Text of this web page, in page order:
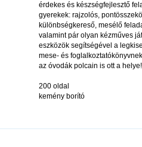
érdekes és készségfejlesztő
gyerekek: rajzolós,
különbségkereső, mesélő
valamint pár olyan kézműves
eszközök segítségével a
mese- és
az óvodák polcain is ott a helye!
200 oldal
kemény borító